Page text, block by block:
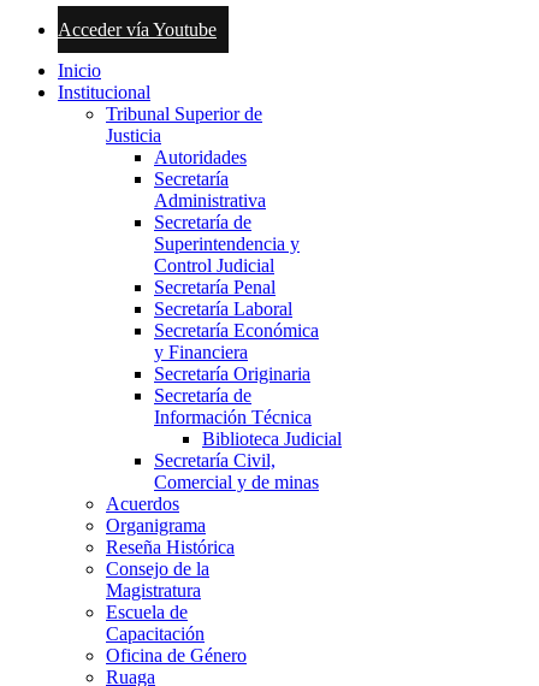
Acceder vía Youtube
Inicio
Institucional
Tribunal Superior de
Justicia
Autoridades
Secretaría
Administrativa
Secretaría de
Superintendencia y
Control Judicial
Secretaría Penal
Secretaría Laboral
Secretaría Económica
y Financiera
Secretaría Originaria
Secretaría de
Información Técnica
Biblioteca Judicial
Secretaría Civil,
Comercial y de minas
Acuerdos
Organigrama
Reseña Histórica
Consejo de la
Magistratura
Escuela de
Capacitación
Oficina de Género
Ruaga